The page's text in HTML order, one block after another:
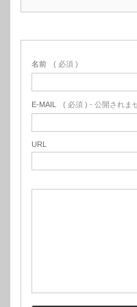
名前 ( 必須 )
E-MAIL ( 必須 ) - 公開されま
URL